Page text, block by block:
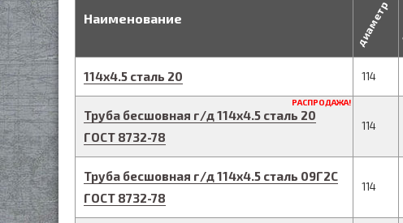
Наименование диаметр
114х4.5 сталь 20 114
РАСПРОДАЖА!
Труба бесшовная г/д114х4.5 сталь 20
ГОСТ 8732-78
114
Труба бесшовная г/д114х4.5 сталь 09Г2С
ГОСТ 8732-78
114